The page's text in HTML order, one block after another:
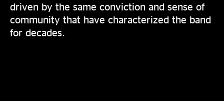
driven by the same conviction and sense of
community that have characterized the band
for decades.